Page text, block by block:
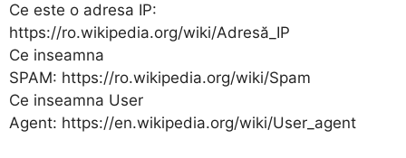
Ce este o adresa IP:
https://ro.wikipedia.org/wiki/Adresă_IP
Ce inseamna
SPAM: https://ro.wikipedia.org/wiki/Spam
Ce inseamna User
Agent: https://en.wikipedia.org/wiki/User_agent